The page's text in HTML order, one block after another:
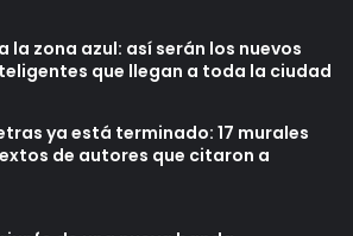
la zona azul: así serán los nuevos
que llegan a toda la ciudad
ya está terminado: 17 murales
de autores que citaron a